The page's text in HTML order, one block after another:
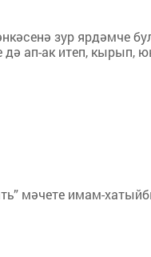
зур ярдәмче
дә ап-ак итеп, кырып,
мәчете имам-